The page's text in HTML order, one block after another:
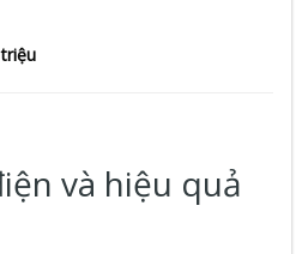
và hiệu quả